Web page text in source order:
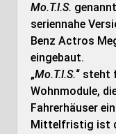
Mo.T.I.S.
seriennahe
Benz Actros
eingebaut.
„Mo.T.I.S.“ steht
Wohnmodule,
Fahrerhäuser
Mittelfristig ist